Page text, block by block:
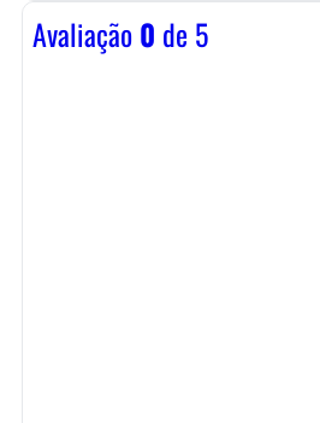
Avaliação0 de 5